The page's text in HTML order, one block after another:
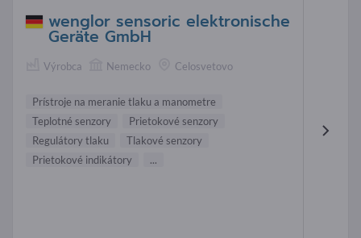
wenglor sensoric elektronische
Geräte GmbH
Výrobca Nemecko Celosvetovo
Prístroje na meranie tlaku a manometre
Teplotné senzory
Prietokové senzory
Regulátory tlaku
Tlakové senzory
Prietokové indikátory
...